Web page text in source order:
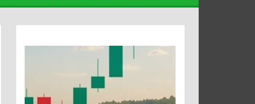
regler
er det?
Futures-kontrakter
Kopier Jeppe Kirk Bonde